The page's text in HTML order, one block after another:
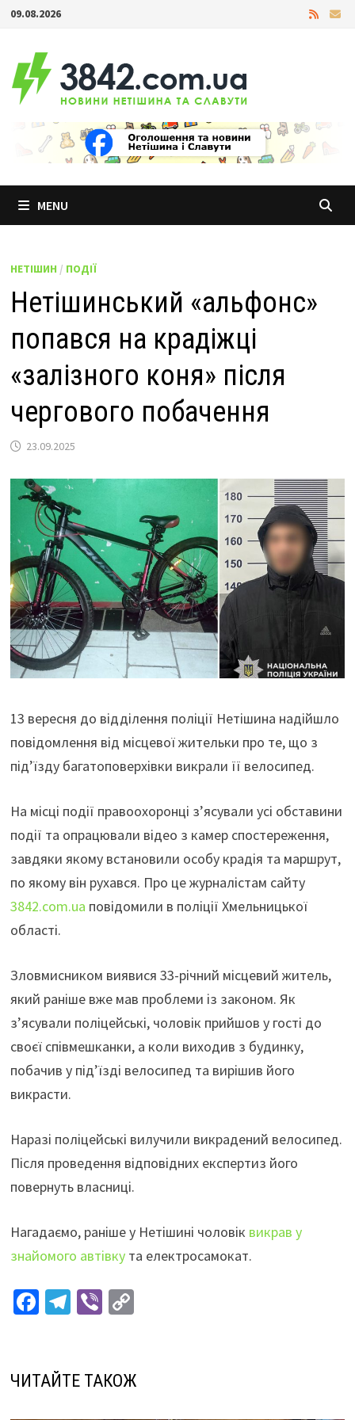
Skip
content
09.08.2026
MENU
НЕТІШИН / ПОДІЇ
Нетішинський «альфонс»
попався на крадіжці
«залізного коня» після
чергового побачення
23.09.2025
13 вересня до відділення поліції Нетішина надійшло
повідомлення від місцевої жительки про те, що з
під’їзду багатоповерхівки викрали її велосипед.
На місці події правоохоронці з’ясували усі обставини
події та опрацювали відео з камер спостереження,
завдяки якому вcтановили особу крадія та маршрут,
по якому він рухався. Про це журналістам сайту
3842.com.ua повідомили в поліції Хмельницької
області.
Зловмисником виявися 33-річний місцевий житель,
який раніше вже мав проблеми із законом. Як
з’ясували поліцейські, чоловік прийшов у гості до
своєї співмешканки, а коли виходив з будинку,
побачив у під’їзді велосипед та вирішив його
викрасти.
Наразі поліцейські вилучили викрадений велосипед.
Після проведення відповідних експертиз його
повернуть власниці.
Нагадаємо, раніше у Нетішині чоловік викрав у
знайомого автівкута електросамокат.
Fa
o
Te
a
Vi C
y
ЧИТАЙТЕ ТАКОЖ